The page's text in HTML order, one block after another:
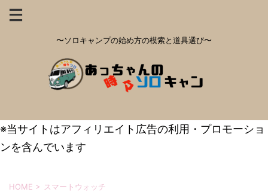
〜ソロキャンプの始め方の模索と道具選び〜
※当サイトはアフィリエイト広告の利用・プロモーショ
ンを含んでいます
HOME > スマートウォッチ